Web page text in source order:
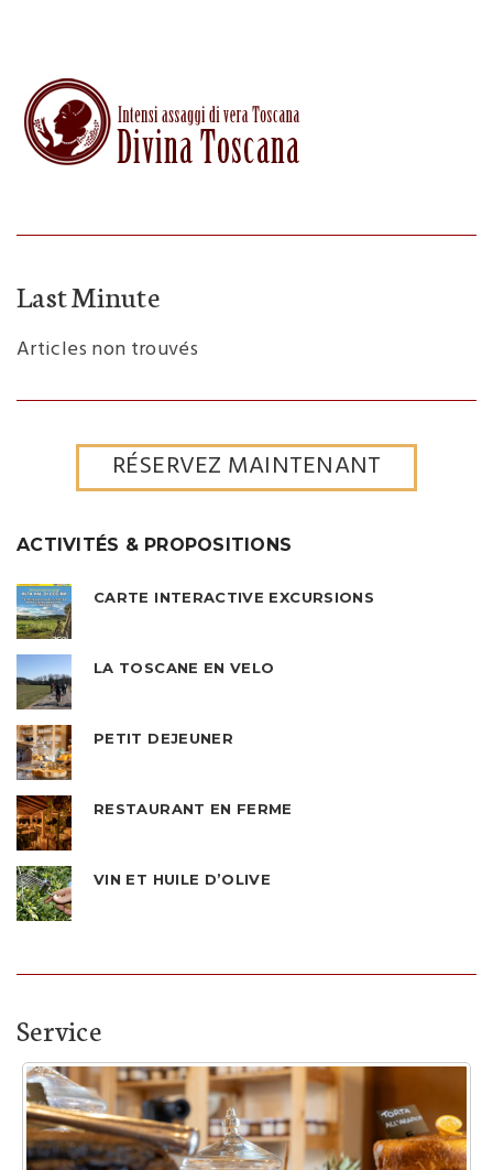
Last Minute
Articles non trouvés
RÉSERVEZ MAINTENANT
ACTIVITÉS & PROPOSITIONS
CARTE INTERACTIVE EXCURSIONS
LA TOSCANE EN VELO
PETIT DEJEUNER
RESTAURANT EN FERME
VIN ET HUILE D’OLIVE
Service